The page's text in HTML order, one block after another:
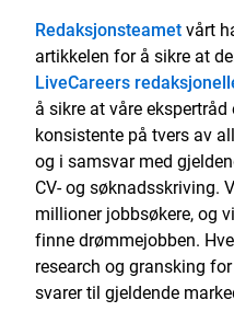
Redaksjonsteametvårt
artikkelen for å sikre at
LiveCareers
å sikre at våre
konsistente på tvers av
og i samsvar med
CV- og søknadsskriving.
millioner jobbsøkere, og
finne drømmejobben.
research og gransking
svarer til gjeldende